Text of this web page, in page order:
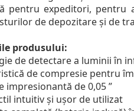
pentru expeditori, pentru
de depozitare și de
produsului:
de detectare a luminii în
de compresie pentru
impresionantă de 0,05 ”
intuitiv și ușor de utilizat